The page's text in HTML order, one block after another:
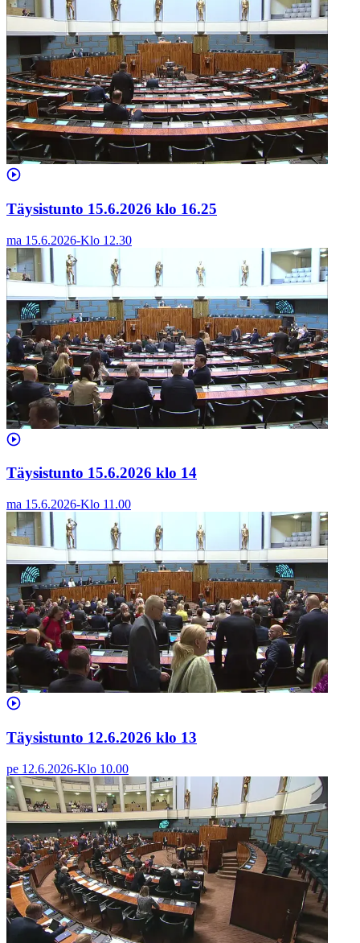
Täysistunto 15.6.2026 klo 16.25
ma 15.6.2026-Klo 12.30
Täysistunto 15.6.2026 klo 14
ma 15.6.2026-Klo 11.00
Täysistunto 12.6.2026 klo 13
pe 12.6.2026-Klo 10.00